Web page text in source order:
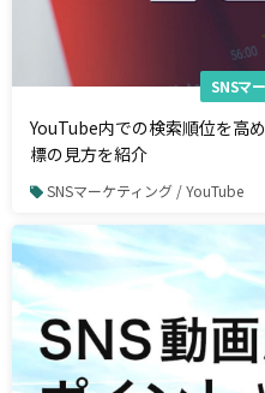
SNSマ
YouTube内での検索順位を高
標の見方を紹介
SNSマーケティング / YouTube